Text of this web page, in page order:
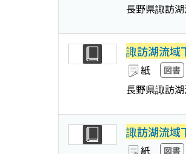
長野県諏訪
諏訪湖流域
紙 図書
長野県諏訪
諏訪湖流域
紙 図書